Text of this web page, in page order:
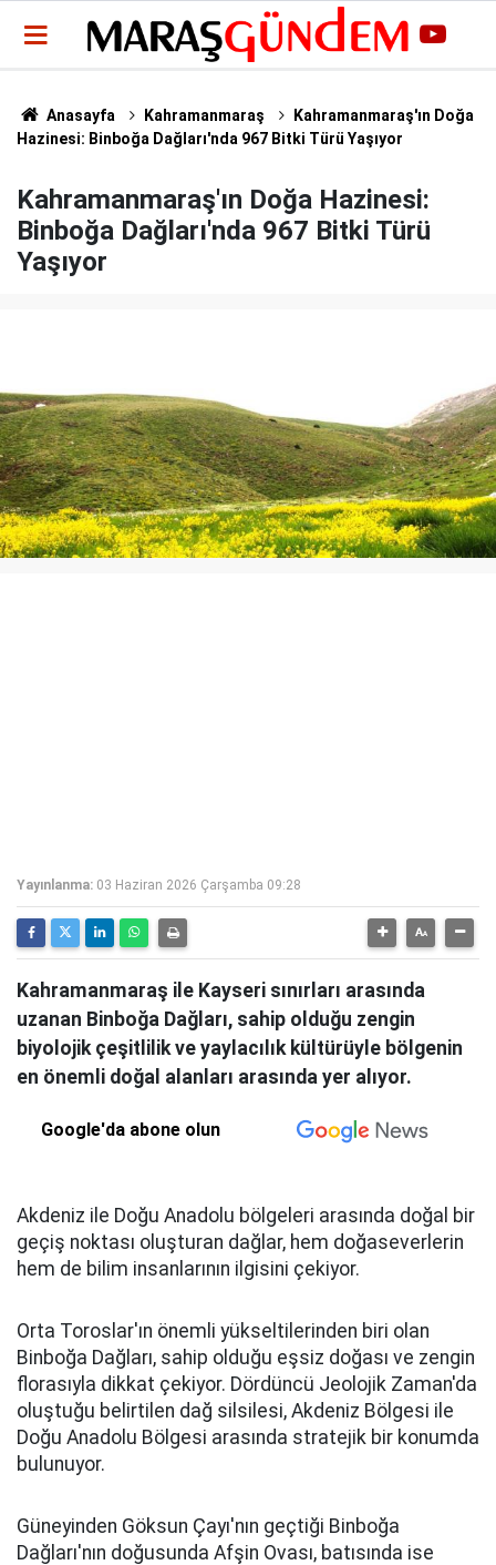
Anasayfa Kahramanmaraş
Kahramanmaraş'ın Doğa
Hazinesi: Binboğa Dağları'nda 967 Bitki Türü Yaşıyor
Kahramanmaraş'ın Doğa Hazinesi:
Binboğa Dağları'nda 967 Bitki Türü
Yaşıyor
Yayınlanma: 03 Haziran 2026 Çarşamba 09:28
Kahramanmaraş ile Kayseri sınırları arasında
uzanan Binboğa Dağları, sahip olduğu zengin
biyolojik çeşitlilik ve yaylacılık kültürüyle bölgenin
en önemli doğal alanları arasında yer alıyor.
Google'da abone olun
Akdeniz ile Doğu Anadolu bölgeleri arasında doğal bir
geçiş noktası oluşturan dağlar, hem doğaseverlerin
hem de bilim insanlarının ilgisini çekiyor.
Orta Toroslar'ın önemli yükseltilerinden biri olan
Binboğa Dağları, sahip olduğu eşsiz doğası ve zengin
florasıyla dikkat çekiyor. Dördüncü Jeolojik Zaman'da
oluştuğu belirtilen dağ silsilesi, Akdeniz Bölgesi ile
Doğu Anadolu Bölgesi arasında stratejik bir konumda
bulunuyor.
Güneyinden Göksun Çayı'nın geçtiği Binboğa
Dağları'nın doğusunda Afşin Ovası, batısında ise